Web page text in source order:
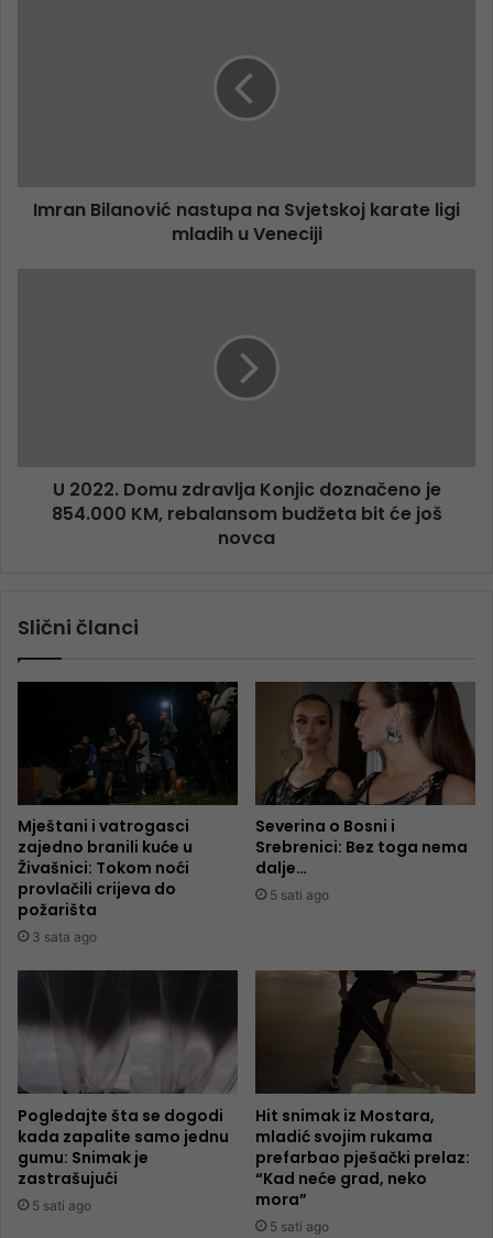
Imran Bilanović nastupa na Svjetskoj karate ligi
mladih u Veneciji
U 2022. Domu zdravlja Konjic doznačeno je
854.000 KM, rebalansom budžeta bit će još
novca
Slični članci
Mještani i vatrogasci
zajedno branili kuće u
Živašnici: Tokom noći
provlačili crijeva do
požarišta
3 sata ago
Severina o Bosni i
Srebrenici: Bez toga nema
dalje…
5 sati ago
Pogledajte šta se dogodi
kada zapalite samo jednu
gumu: Snimak je
zastrašujući
5 sati ago
Hit snimak iz Mostara,
mladić svojim rukama
prefarbao pješački prelaz:
“Kad neće grad, neko
mora”
5 sati ago